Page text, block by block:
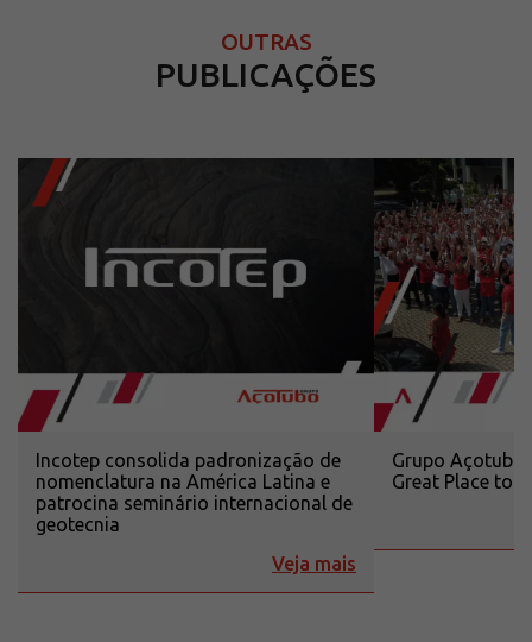
OUTRAS
PUBLICAÇÕES
Incotep consolida padronização de
nomenclatura na América Latina e
patrocina seminário internacional de
geotecnia
Veja mais
Grupo Açotubo
Great Place to